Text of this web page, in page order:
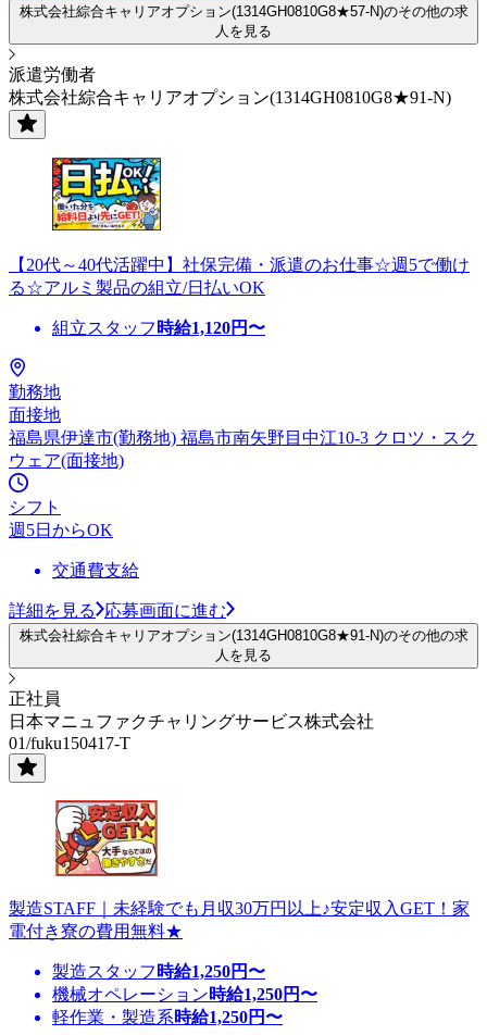
株式会社綜合キャリアオプション(1314GH0810G8★57-N)のその他の求
人を見る
派遣労働者
株式会社綜合キャリアオプション(1314GH0810G8★91-N)
【20代～40代活躍中】社保完備・派遣のお仕事☆週5で働け
る☆アルミ製品の組立/日払いOK
組立スタッフ 時給1,120円〜
勤務地
面接地
福島県伊達市(勤務地) 福島市南矢野目中江10-3 クロツ・スク
ウェア(面接地)
シフト
週5日からOK
交通費支給
詳細を見る 応募画面に進む
株式会社綜合キャリアオプション(1314GH0810G8★91-N)のその他の求
人を見る
正社員
日本マニュファクチャリングサービス株式会社
01/fuku150417-T
製造STAFF｜未経験でも月収30万円以上♪安定収入GET！家
電付き寮の費用無料★
製造スタッフ 時給1,250円〜
機械オペレーション時給1,250円〜
軽作業・製造系時給1,250円〜